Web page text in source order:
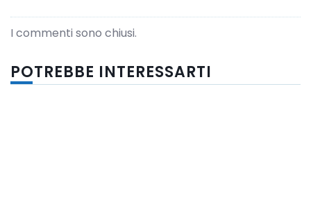
I commenti sono chiusi.
POTREBBE INTERESSARTI